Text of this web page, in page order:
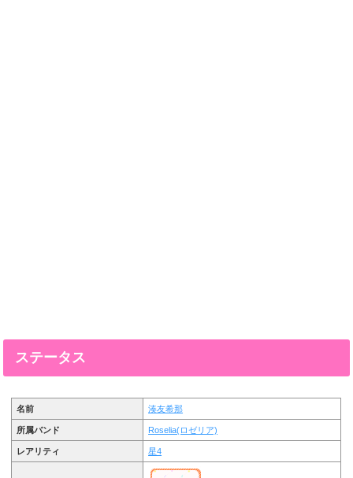
ステータス
名前 湊友希那
所属バンド Roselia(ロゼリア)
レアリティ 星4